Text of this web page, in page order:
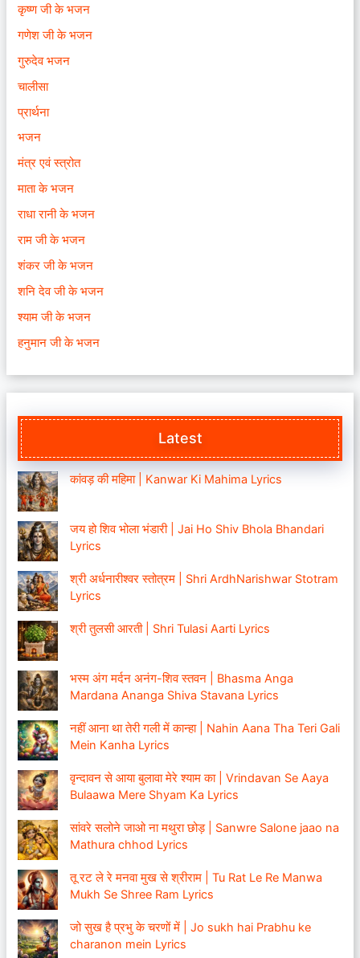
कृष्ण जी के भजन
गणेश जी के भजन
गुरुदेव भजन
चालीसा
प्रार्थना
भजन
मंत्र एवं स्त्रोत
माता के भजन
राधा रानी के भजन
राम जी के भजन
शंकर जी के भजन
शनि देव जी के भजन
श्याम जी के भजन
हनुमान जी के भजन
Latest
कांवड़ की महिमा | Kanwar Ki Mahima Lyrics
जय हो शिव भोला भंडारी | Jai Ho Shiv Bhola Bhandari
Lyrics
श्री अर्धनारीश्वर स्तोत्रम | Shri ArdhNarishwar Stotram
Lyrics
श्री तुलसी आरती | Shri Tulasi Aarti Lyrics
भस्म अंग मर्दन अनंग-शिव स्तवन | Bhasma Anga
Mardana Ananga Shiva Stavana Lyrics
नहीं आना था तेरी गली में कान्हा | Nahin Aana Tha Teri Gali
Mein Kanha Lyrics
वृन्दावन से आया बुलावा मेरे श्याम का | Vrindavan Se Aaya
Bulaawa Mere Shyam Ka Lyrics
सांवरे सलोने जाओ ना मथुरा छोड़ | Sanwre Salone jaao na
Mathura chhod Lyrics
तू रट ले रे मनवा मुख से श्रीराम | Tu Rat Le Re Manwa
Mukh Se Shree Ram Lyrics
जो सुख है प्रभु के चरणों में | Jo sukh hai Prabhu ke
charanon mein Lyrics